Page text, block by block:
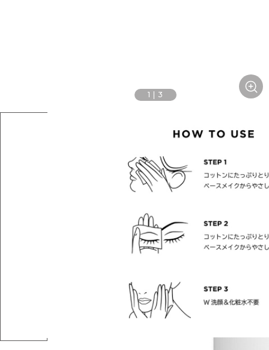
1 3